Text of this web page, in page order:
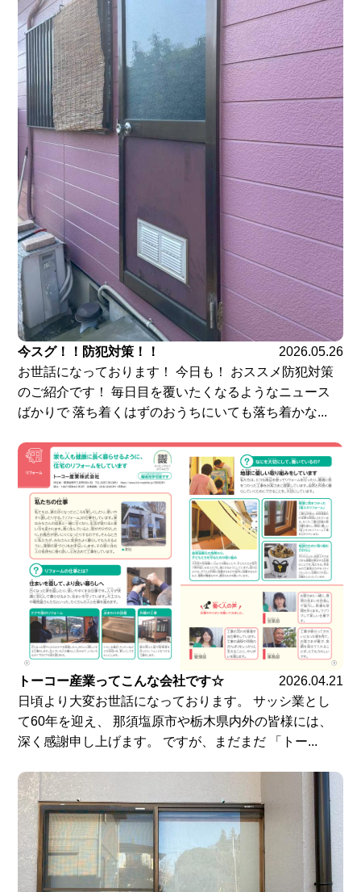
今スグ！！防犯対策！！
2026.05.26
お世話になっております！ 今日も！ おススメ防犯対策
のご紹介です！ 毎日目を覆いたくなるようなニュース
ばかりで 落ち着くはずのおうちにいても落ち着かな...
トーコー産業ってこんな会社です☆
2026.04.21
日頃より大変お世話になっております。 サッシ業とし
て60年を迎え、 那須塩原市や栃木県内外の皆様には、
深く感謝申し上げます。 ですが、まだまだ 「トー...